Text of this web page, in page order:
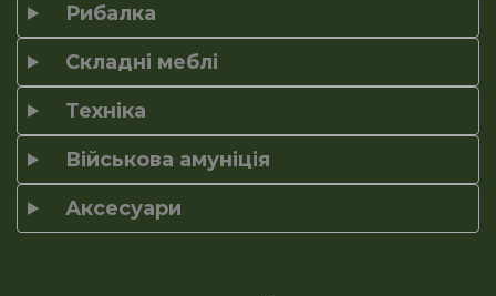
Рибалка
Складні меблі
Техніка
Військова амуніція
Аксесуари